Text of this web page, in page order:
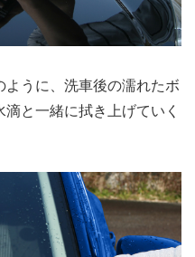
ように、洗車後の濡れたボ
と一緒に拭き上げていく